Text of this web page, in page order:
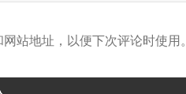
站地址，以便下次评论时使用。